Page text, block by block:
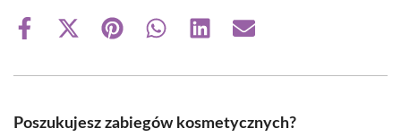
Share
Share
(Twitter)
Share Share Share Share
Poszukujesz zabiegów kosmetycznych?